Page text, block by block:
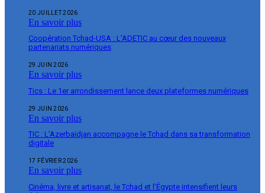
20 JUILLET 2026
En savoir plus
Coopération Tchad-USA : L’ADETIC au cœur des nouveaux
partenariats numériques
29 JUIN 2026
En savoir plus
Tics : Le 1er arrondissement lance deux plateformes numériques
29 JUIN 2026
En savoir plus
TIC : L’Azerbaïdjan accompagne le Tchad dans sa transformation
digitale
17 FÉVRIER 2026
En savoir plus
Cinéma, livre et artisanat, le Tchad et l’Égypte intensifient leurs